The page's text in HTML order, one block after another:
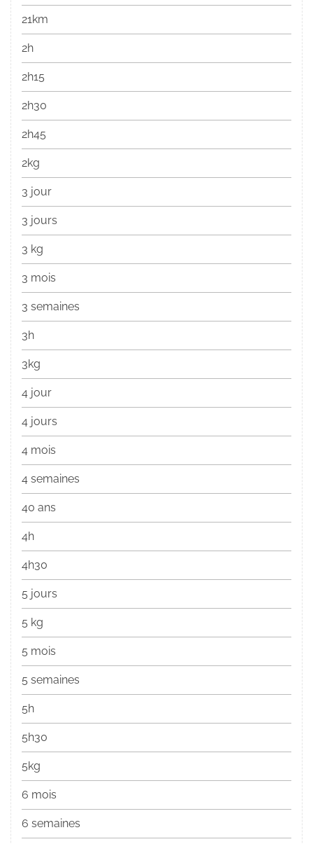
21km
2h
2h15
2h30
2h45
2kg
3 jour
3 jours
3 kg
3 mois
3 semaines
3h
3kg
4 jour
4 jours
4 mois
4 semaines
40 ans
4h
4h30
5 jours
5 kg
5 mois
5 semaines
5h
5h30
5kg
6 mois
6 semaines